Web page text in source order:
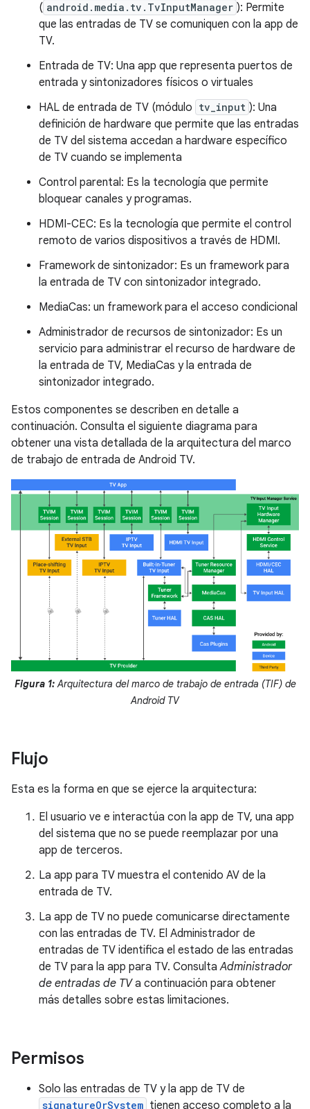
( android.media.tv.TvInputManager ): Permite
que las entradas de TV se comuniquen con la app de
TV.
Entrada de TV: Una app que representa puertos de
entrada y sintonizadores físicos o virtuales
HAL de entrada de TV (módulo tv_input ): Una
definición de hardware que permite que las entradas
de TV del sistema accedan a hardware específico
de TV cuando se implementa
Control parental: Es la tecnología que permite
bloquear canales y programas.
HDMI-CEC: Es la tecnología que permite el control
remoto de varios dispositivos a través de HDMI.
Framework de sintonizador: Es un framework para
la entrada de TV con sintonizador integrado.
MediaCas: un framework para el acceso condicional
Administrador de recursos de sintonizador: Es un
servicio para administrar el recurso de hardware de
la entrada de TV, MediaCas y la entrada de
sintonizador integrado.
Estos componentes se describen en detalle a
continuación. Consulta el siguiente diagrama para
obtener una vista detallada de la arquitectura del marco
de trabajo de entrada de Android TV.
Figura 1:Arquitectura del marco de trabajo de entrada (TIF) de
Android TV
Flujo
Esta es la forma en que se ejerce la arquitectura:
El usuario ve e interactúa con la app de TV, una app
del sistema que no se puede reemplazar por una
app de terceros.
La app para TV muestra el contenido AV de la
entrada de TV.
La app de TV no puede comunicarse directamente
con las entradas de TV. El Administrador de
entradas de TV identifica el estado de las entradas
de TV para la app para TV. ConsultaAdministrador
de entradas de TVa continuación para obtener
más detalles sobre estas limitaciones.
Permisos
Solo las entradas de TV y la app de TV de
signatureOrSystem tienen acceso completo a la